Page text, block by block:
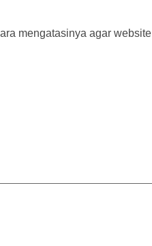
mengatasinya agar website